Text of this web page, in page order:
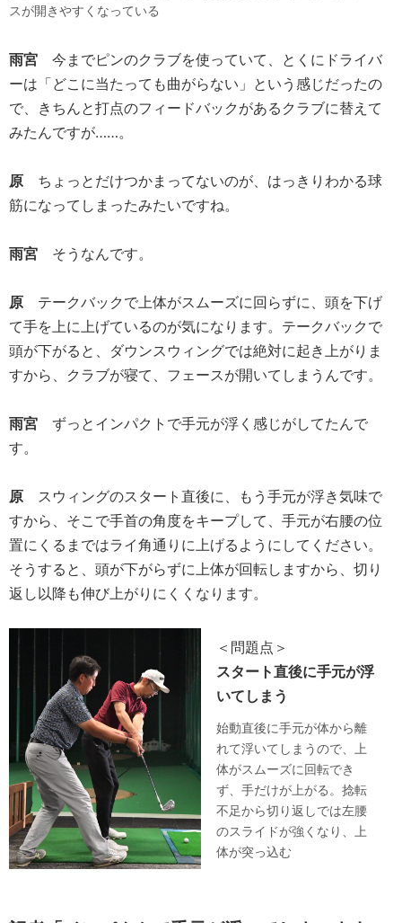
スが開きやすくなっている
雨宮 今までピンのクラブを使っていて、とくにドライバ
ーは「どこに当たっても曲がらない」という感じだったの
で、きちんと打点のフィードバックがあるクラブに替えて
みたんですが……。
原 ちょっとだけつかまってないのが、はっきりわかる球
筋になってしまったみたいですね。
雨宮 そうなんです。
原 テークバックで上体がスムーズに回らずに、頭を下げ
て手を上に上げているのが気になります。テークバックで
頭が下がると、ダウンスウィングでは絶対に起き上がりま
すから、クラブが寝て、フェースが開いてしまうんです。
雨宮 ずっとインパクトで手元が浮く感じがしてたんで
す。
原 スウィングのスタート直後に、もう手元が浮き気味で
すから、そこで手首の角度をキープして、手元が右腰の位
置にくるまではライ角通りに上げるようにしてください。
そうすると、頭が下がらずに上体が回転しますから、切り
返し以降も伸び上がりにくくなります。
＜問題点＞
スタート直後に手元が浮
いてしまう
始動直後に手元が体から離
れて浮いてしまうので、上
体がスムーズに回転でき
ず、手だけが上がる。捻転
不足から切り返しでは左腰
のスライドが強くなり、上
体が突っ込む